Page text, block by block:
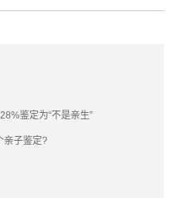
鉴定为“不是亲生”
亲子鉴定?